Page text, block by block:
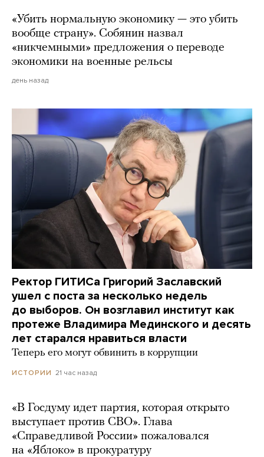
«Убить нормальную экономику — это убить
вообще страну». Собянин назвал
«никчемными» предложения о переводе
экономики на военные рельсы
день назад
Ректор ГИТИСа Григорий Заславский
ушел с поста за несколько недель
до выборов. Он возглавил институт как
протеже Владимира Мединского и десять
лет старался нравиться власти
Теперь его могут обвинить в коррупции
ИСТОРИИ 21 час назад
«В Госдуму идет партия, которая открыто
выступает против СВО». Глава
«Справедливой России» пожаловался
на «Яблоко» в прокуратуру